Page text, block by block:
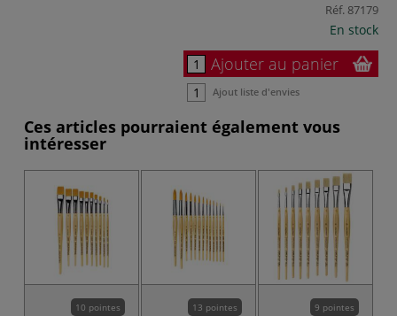
Réf. 87179
En stock
Ajouter au panier
Ajout liste d'envies
Ces articles pourraient également vous
intéresser
10 pointes 13 pointes 9 pointes